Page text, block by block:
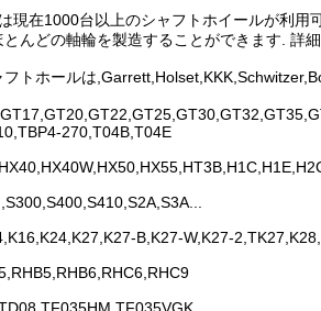
現在1000台以上のシャフトホイールが利
んどの軸輪を製造することができます. 詳
トホールは
270,T04B,T04E
B,K27-W,K27-